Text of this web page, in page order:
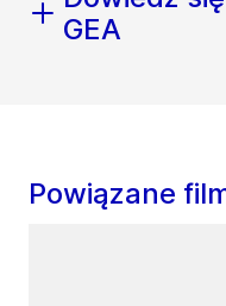
GEA
Powiązane